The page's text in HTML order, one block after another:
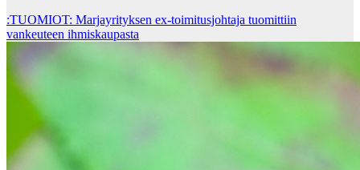
:TUOMIOT: Marjayrityksen ex-toimitusjohtaja tuomittiin
vankeuteen ihmiskaupasta